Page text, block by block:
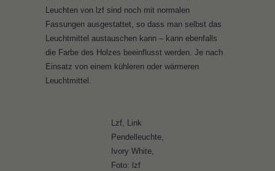
Leuchten von lzf sind noch mit normalen
Fassungen ausgestattet, so dass man selbst das
Leuchtmittel austauschen kann – kann ebenfalls
die Farbe des Holzes beeinflusst werden. Je nach
Einsatz von einem kühleren oder wärmeren
Leuchtmittel.
Lzf, Link
Pendelleuchte,
Ivory White,
Foto: lzf